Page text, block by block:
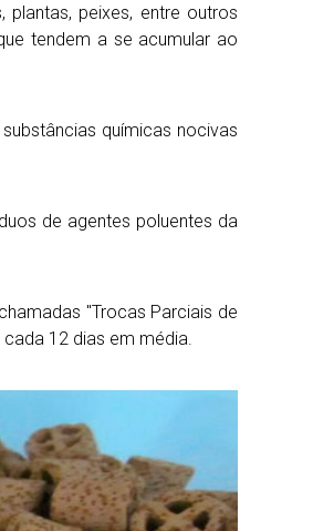
peixes, entre outros
tendem a se acumular ao
químicas nocivas
de agentes poluentes da
"Trocas Parciais de
12 dias em média.